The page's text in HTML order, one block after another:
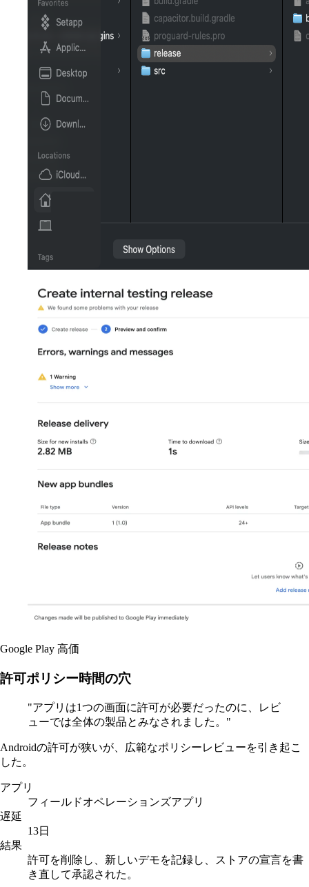
Google Play 高価
許可ポリシー時間の穴
"アプリは1つの画面に許可が必要だったのに、レビ
ューでは全体の製品とみなされました。"
Androidの許可が狭いが、広範なポリシーレビューを引き起こ
した。
アプリ
フィールドオペレーションズアプリ
遅延
13日
結果
許可を削除し、新しいデモを記録し、ストアの宣言を書
き直して承認された。